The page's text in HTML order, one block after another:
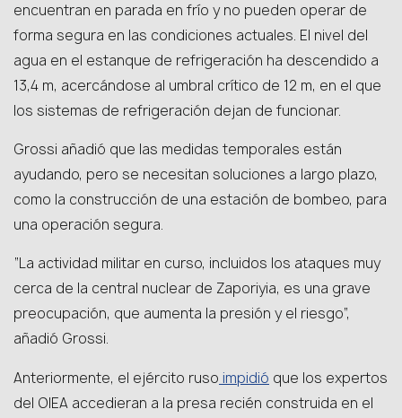
encuentran en parada en frío y no pueden operar de
forma segura en las condiciones actuales. El nivel del
agua en el estanque de refrigeración ha descendido a
13,4 m, acercándose al umbral crítico de 12 m, en el que
los sistemas de refrigeración dejan de funcionar.
Grossi añadió que las medidas temporales están
ayudando, pero se necesitan soluciones a largo plazo,
como la construcción de una estación de bombeo, para
una operación segura.
“La actividad militar en curso, incluidos los ataques muy
cerca de la central nuclear de Zaporiyia, es una grave
preocupación, que aumenta la presión y el riesgo”,
añadió Grossi.
Anteriormente, el ejército ruso impidió que los expertos
del OIEA accedieran a la presa recién construida en el